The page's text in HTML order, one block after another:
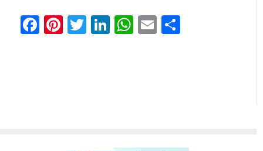
Facebook
Pinterest
Twitter
LinkedIn
WhatsApp
Email